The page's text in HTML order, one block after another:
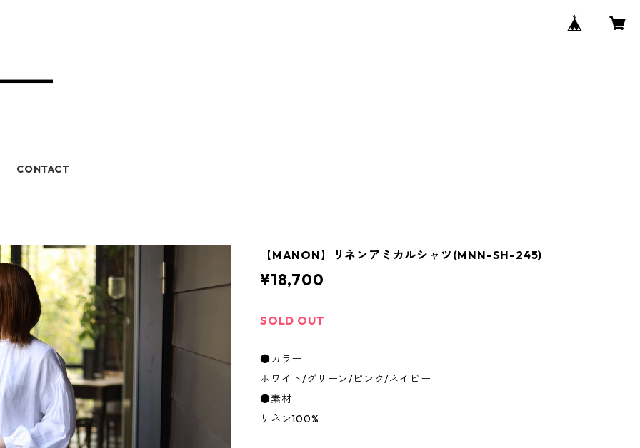
CONTACT
【MANON】リネンアミカルシャツ(MNN-SH-245)
¥18,700
SOLD OUT
●カラー
ホワイト/グリーン/ピンク/ネイビー
●素材
リネン100%